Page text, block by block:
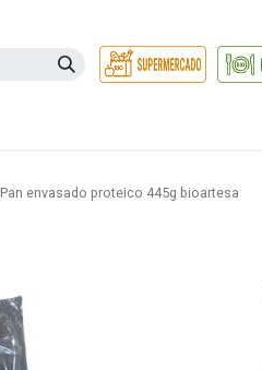
Pan envasado proteico 445g bioartesa